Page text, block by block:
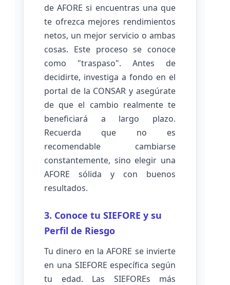
de AFORE si encuentras una que
te ofrezca mejores rendimientos
netos, un mejor servicio o ambas
cosas. Este proceso se conoce
como "traspaso". Antes de
decidirte, investiga a fondo en el
portal de la CONSAR y asegúrate
de que el cambio realmente te
beneficiará a largo plazo.
Recuerda que no es
recomendable cambiarse
constantemente, sino elegir una
AFORE sólida y con buenos
resultados.
3. Conoce tu SIEFORE y su
Perfil de Riesgo
Tu dinero en la AFORE se invierte
en una SIEFORE específica según
tu edad. Las SIEFOREs más